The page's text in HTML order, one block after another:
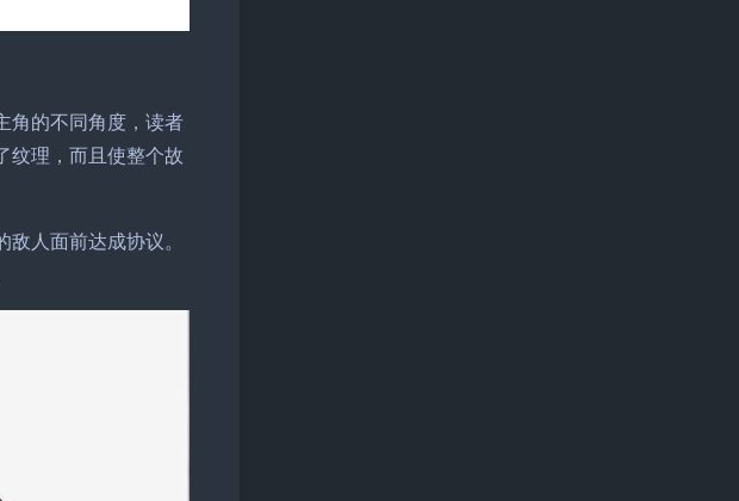
角的不同角度，读者
纹理，而且使整个故
人面前达成协议。